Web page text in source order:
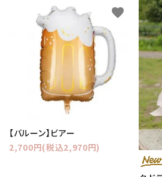
【バルーン】ビアー
2,700円(税込2,970円)
favorite